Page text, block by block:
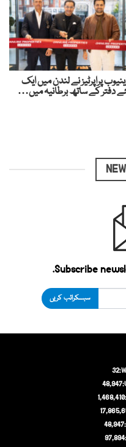
پراپرٹیز نے لندن میں ایک
دفتر کے ساتھ برطانیہ میں…
Subscribe
سبسکرائب کریں
32
48,947
1,468,410
48,947
97,894